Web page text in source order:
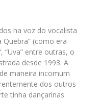
na voz do vocalista
Quebra” (como era
“Uva” entre outras, o
desde 1993. A
maneira incomum
dos outros
tinha dançarinas